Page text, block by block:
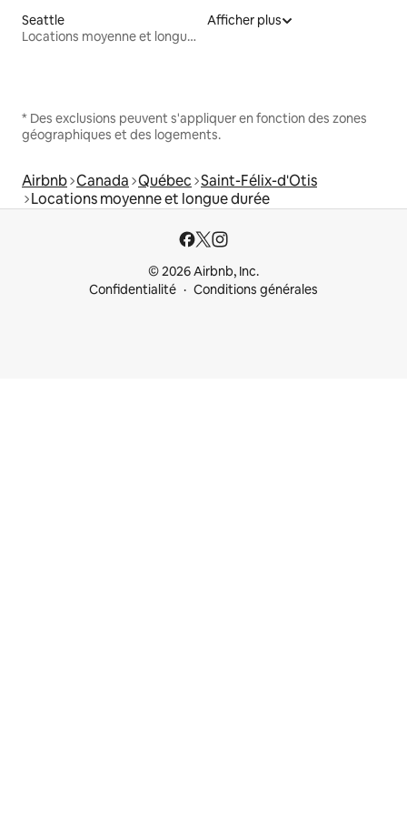
Seattle
Locations moyenne et longue durée
Afficher plus
* Des exclusions peuvent s'appliquer en fonction des zones
géographiques et des logements.
Airbnb Canada Québec Saint-Félix-d'Otis
Locations moyenne et longue durée
© 2026 Airbnb, Inc.
Confidentialité
Conditions générales